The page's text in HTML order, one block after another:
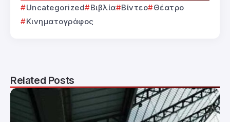
Uncategorized Βιβλία Βίντεο
Θέατρο
Κινηματογράφος
Related Posts